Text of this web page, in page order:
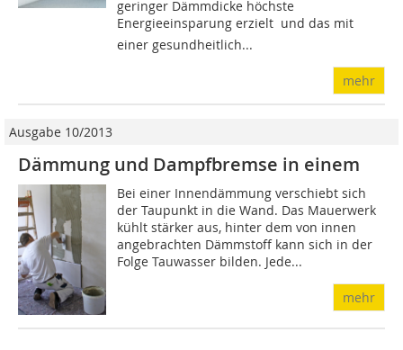
geringer Dämmdicke höchste
Energieeinsparung erzielt  und das mit
einer gesundheitlich...
mehr
Ausgabe 10/2013
Dämmung und Dampfbremse in einem
Bei einer Innendämmung verschiebt sich
der Taupunkt in die Wand. Das Mauerwerk
kühlt stärker aus, hinter dem von innen
angebrachten Dämmstoff kann sich in der
Folge Tauwasser bilden. Jede...
mehr